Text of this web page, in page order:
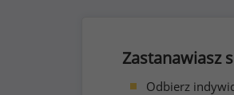
Zastanawiasz
Odbierz